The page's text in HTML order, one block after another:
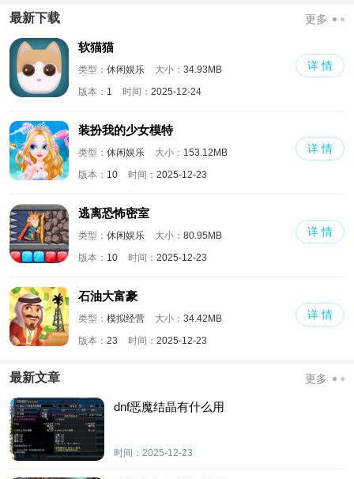
最新下载 更多
软猫猫
类型： 休闲娱乐 大小： 34.93MB
版本： 1 时间： 2025-12-24
详 情
装扮我的少女模特
类型： 休闲娱乐 大小： 153.12MB
版本： 10 时间： 2025-12-23
详 情
逃离恐怖密室
类型： 休闲娱乐 大小： 80.95MB
版本： 10 时间： 2025-12-23
详 情
石油大富豪
类型： 模拟经营 大小： 34.42MB
版本： 23 时间： 2025-12-23
详 情
最新文章 更多
dnf恶魔结晶有什么用
时间： 2025-12-23